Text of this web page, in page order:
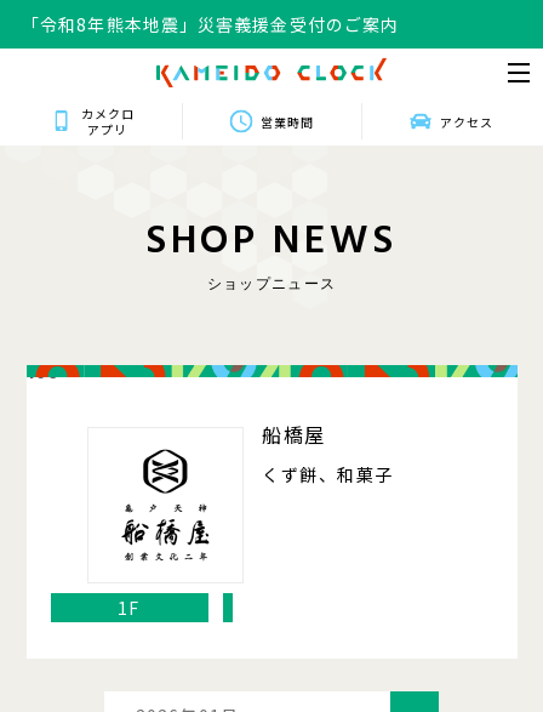
「令和8年熊本地震」災害義援金受付のご案内
カメクロ
アプリ
営業時間 アクセス
SHOP NEWS
ショップニュース
106
船橋屋
くず餅、和菓子
1F